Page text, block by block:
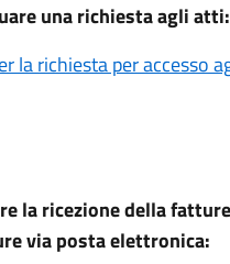
una richiesta agli atti:
la richiesta per accesso
la ricezione della
via posta elettronica: